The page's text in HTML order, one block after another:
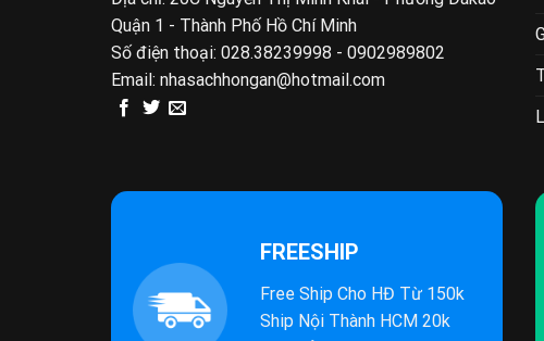
Quận 1 - Thành Phố Hồ Chí Minh
Số điện thoại: 028.38239998 - 0902989802
Email: nhasachhongan@hotmail.com
FREESHIP
Free Ship Cho HĐ Từ 150k
Ship Nội Thành HCM 20k